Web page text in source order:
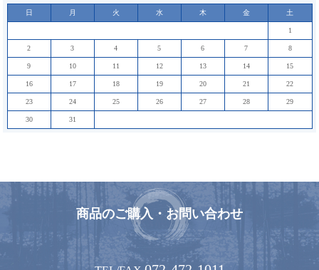
日 月 火 水 木 金 土
1
2 3 4 5 6 7 8
9 10 11 12 13 14 15
16 17 18 19 20 21 22
23 24 25 26 27 28 29
30 31
商品のご購入・お問い合わせ